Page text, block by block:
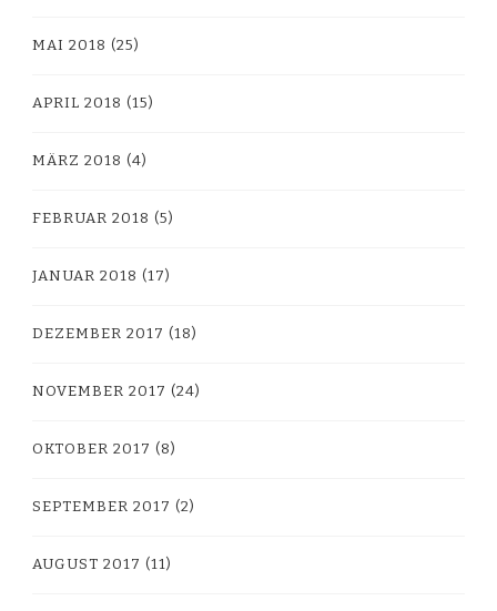
MAI 2018 (25)
APRIL 2018 (15)
MÄRZ 2018 (4)
FEBRUAR 2018 (5)
JANUAR 2018 (17)
DEZEMBER 2017 (18)
NOVEMBER 2017 (24)
OKTOBER 2017 (8)
SEPTEMBER 2017 (2)
AUGUST 2017 (11)